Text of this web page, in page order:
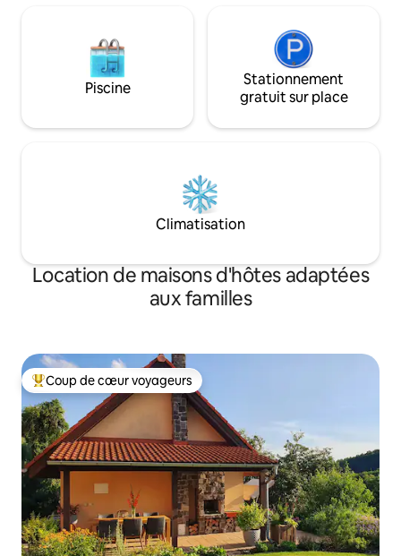
Piscine
Stationnement
gratuit sur place
Climatisation
Location de maisons d'hôtes adaptées
aux familles
Coups de cœur voyageurs les plus appréciés
Coup de cœur voyageurs